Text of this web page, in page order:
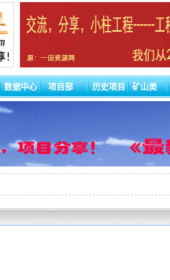
数据中心 项目部 历史项目 矿山类